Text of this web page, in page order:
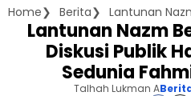
Home Berita
Lantunan Nazm
Diskusi Publik
Sedunia
Talhah Lukman A